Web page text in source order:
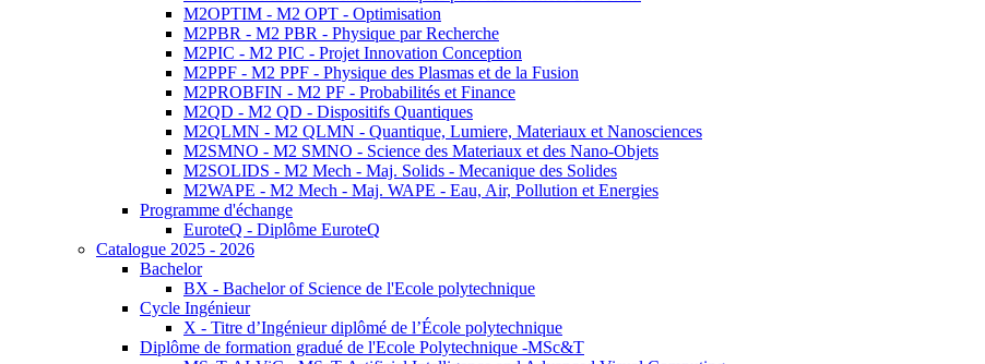
M2OPTIM - M2 OPT - Optimisation
M2PBR - M2 PBR - Physique par Recherche
M2PIC - M2 PIC - Projet Innovation Conception
M2PPF - M2 PPF - Physique des Plasmas et de la Fusion
M2PROBFIN - M2 PF - Probabilités et Finance
M2QD - M2 QD - Dispositifs Quantiques
M2QLMN - M2 QLMN - Quantique, Lumiere, Materiaux et Nanosciences
M2SMNO - M2 SMNO - Science des Materiaux et des Nano-Objets
M2SOLIDS - M2 Mech - Maj. Solids - Mecanique des Solides
M2WAPE - M2 Mech - Maj. WAPE - Eau, Air, Pollution et Energies
Programme d'échange
EuroteQ - Diplôme EuroteQ
Catalogue 2025 - 2026
Bachelor
BX - Bachelor of Science de l'Ecole polytechnique
Cycle Ingénieur
X - Titre d’Ingénieur diplômé de l’École polytechnique
Diplôme de formation gradué de l'Ecole Polytechnique -MSc&T